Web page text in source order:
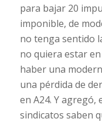
para bajar 20
imponible, de
no tenga sentido
no quiera estar
haber una
una pérdida de
en A24. Y agregó,
sindicatos saben